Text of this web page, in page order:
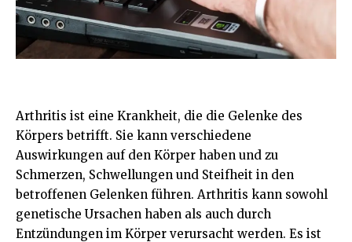
Arthritis ist eine Krankheit, die die Gelenke des
Körpers betrifft. Sie kann verschiedene
Auswirkungen auf den Körper haben und zu
Schmerzen, Schwellungen und Steifheit in den
betroffenen Gelenken führen. Arthritis kann sowohl
genetische Ursachen haben als auch durch
Entzündungen im Körper verursacht werden. Es ist